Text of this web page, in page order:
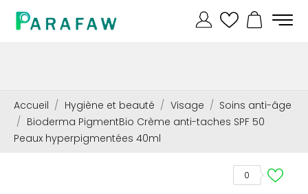
Accueil Hygiène et beauté Visage
Soins anti-âge
Bioderma PigmentBio Crème anti-taches SPF 50
Peaux hyperpigmentées 40ml
0